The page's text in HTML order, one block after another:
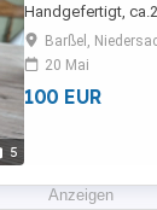
5
Handgefertigt,
aus Sammlung
Barßel,
20 Mai
100 EUR
Anzeigen